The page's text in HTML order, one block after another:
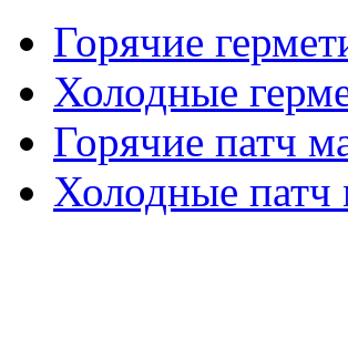
Горячие
Холодные
Горячие патч
Холодные патч